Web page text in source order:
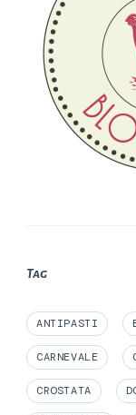
Tag
ANTIPASTI
CARNEVALE
CROSTATA